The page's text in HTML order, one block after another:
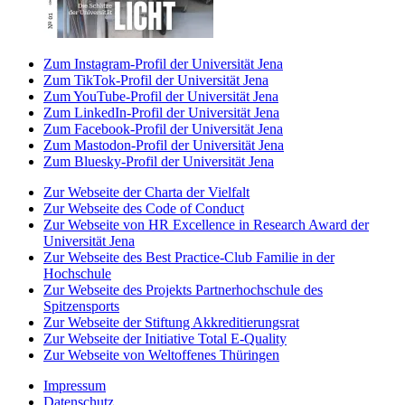
Zum Instagram-Profil der Universität Jena
Zum TikTok-Profil der Universität Jena
Zum YouTube-Profil der Universität Jena
Zum LinkedIn-Profil der Universität Jena
Zum Facebook-Profil der Universität Jena
Zum Mastodon-Profil der Universität Jena
Zum Bluesky-Profil der Universität Jena
Zur Webseite der Charta der Vielfalt
Zur Webseite des Code of Conduct
Zur Webseite von HR Excellence in Research Award der
Universität Jena
Zur Webseite des Best Practice-Club Familie in der
Hochschule
Zur Webseite des Projekts Partnerhochschule des
Spitzensports
Zur Webseite der Stiftung Akkreditierungsrat
Zur Webseite der Initiative Total E-Quality
Zur Webseite von Weltoffenes Thüringen
Impressum